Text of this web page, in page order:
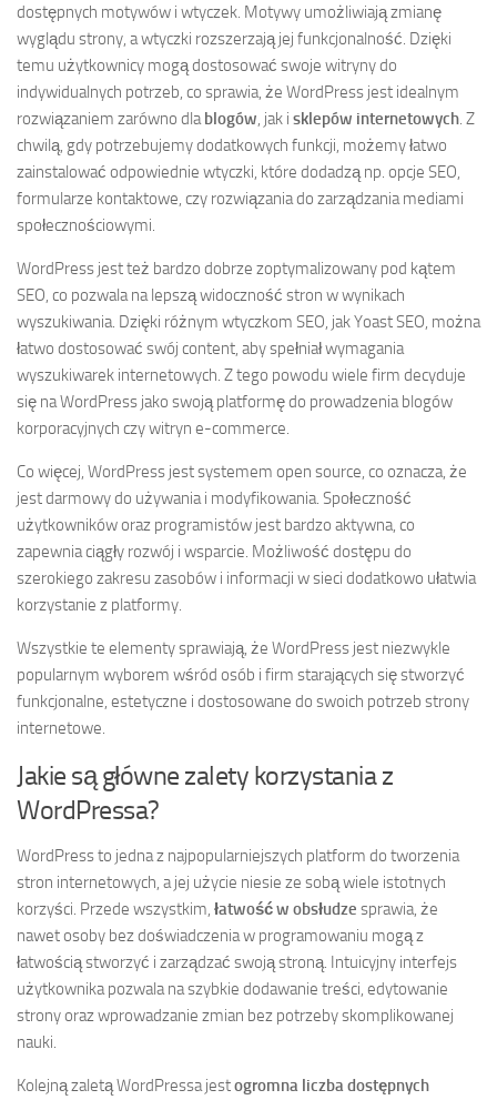
dostępnych motywów i wtyczek. Motywy umożliwiają zmianę
wyglądu strony, a wtyczki rozszerzają jej funkcjonalność. Dzięki
temu użytkownicy mogą dostosować swoje witryny do
indywidualnych potrzeb, co sprawia, że WordPress jest idealnym
rozwiązaniem zarówno dlablogów, jak i sklepów internetowych. Z
chwilą, gdy potrzebujemy dodatkowych funkcji, możemy łatwo
zainstalować odpowiednie wtyczki, które dodadzą np. opcje SEO,
formularze kontaktowe, czy rozwiązania do zarządzania mediami
społecznościowymi.
WordPress jest też bardzo dobrze zoptymalizowany pod kątem
SEO, co pozwala na lepszą widoczność stron w wynikach
wyszukiwania. Dzięki różnym wtyczkom SEO, jak Yoast SEO, można
łatwo dostosować swój content, aby spełniał wymagania
wyszukiwarek internetowych. Z tego powodu wiele firm decyduje
się na WordPress jako swoją platformę do prowadzenia blogów
korporacyjnych czy witryn e-commerce.
Co więcej, WordPress jest systemem open source, co oznacza, że
jest darmowy do używania i modyfikowania. Społeczność
użytkowników oraz programistów jest bardzo aktywna, co
zapewnia ciągły rozwój i wsparcie. Możliwość dostępu do
szerokiego zakresu zasobów i informacji w sieci dodatkowo ułatwia
korzystanie z platformy.
Wszystkie te elementy sprawiają, że WordPress jest niezwykle
popularnym wyborem wśród osób i firm starających się stworzyć
funkcjonalne, estetyczne i dostosowane do swoich potrzeb strony
internetowe.
Jakie są główne zalety korzystania z
WordPressa?
WordPress to jedna z najpopularniejszych platform do tworzenia
stron internetowych, a jej użycie niesie ze sobą wiele istotnych
korzyści. Przede wszystkim, łatwość w obsłudze sprawia, że
nawet osoby bez doświadczenia w programowaniu mogą z
łatwością stworzyć i zarządzać swoją stroną. Intuicyjny interfejs
użytkownika pozwala na szybkie dodawanie treści, edytowanie
strony oraz wprowadzanie zmian bez potrzeby skomplikowanej
nauki.
Kolejną zaletą WordPressa jestogromna liczba dostępnych